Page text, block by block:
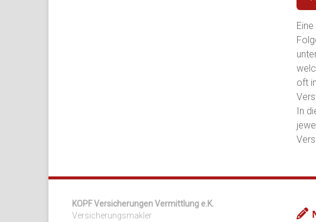
A
l
e
r
n
a
t
i
v
e
oft
In
KOPF Versicherungen Vermittlung e.K.
Versicherungsmakler